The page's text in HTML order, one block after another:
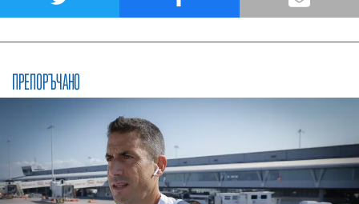
ПРЕПОРЪЧАНО